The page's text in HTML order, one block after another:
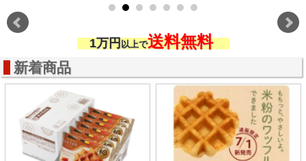
1万円 以上で送料無料
新着商品